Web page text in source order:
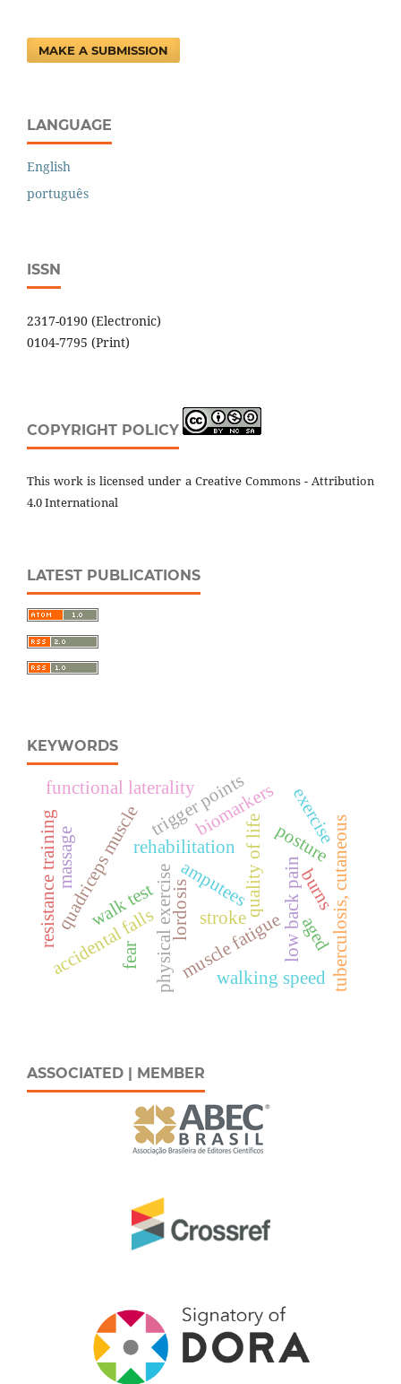
MAKE A SUBMISSION
LANGUAGE
English
português
ISSN
2317-0190 (Electronic)
0104-7795 (Print)
COPYRIGHT POLICY
This work is licensed under a Creative Commons - Attribution
4.0 International
LATEST PUBLICATIONS
KEYWORDS
physical exerciseamputeesquality of life
rehabilitation
biomarkers
muscle fatigue
quadriceps muscle stroke
walking speed
accidental falls
fear
functional laterality
resistance training
trigger points
low back pain
lordosis
posture
burns
exercisetuberculosis, cutaneous
walk test
aged
massage
ASSOCIATED | MEMBER